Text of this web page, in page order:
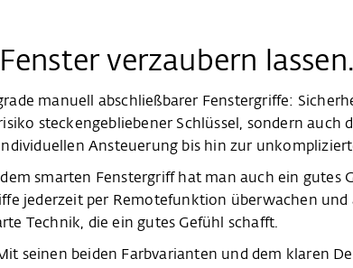
verzaubern lassen.
manuell abschließbarer Fenstergriffe:
steckengebliebener Schlüssel, sondern auch
Ansteuerung bis hin zur
smarten Fenstergriff hat man auch ein gutes
jederzeit per Remotefunktion überwachen und
Technik, die ein gutes Gefühl schafft.
seinen beiden Farbvarianten und dem klaren